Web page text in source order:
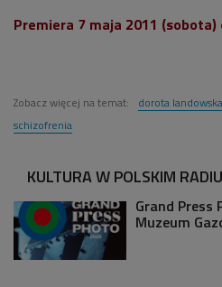
Premiera 7 maja 2011 (sobota)
Zobacz więcej na temat: dorota landowska
schizofrenia
KULTURA W POLSKIM
Grand
Muzeum